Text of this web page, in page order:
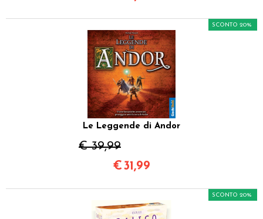
Le Leggende di Andor
€ 39,99
SCONTO 20%
€31,99
SCONTO 20%